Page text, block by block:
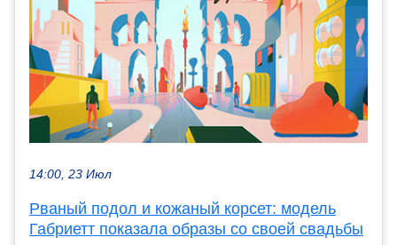
14:00, 23 Июл
Рваный подол и кожаный корсет: модель
Габриетт показала образы со своей свадьбы